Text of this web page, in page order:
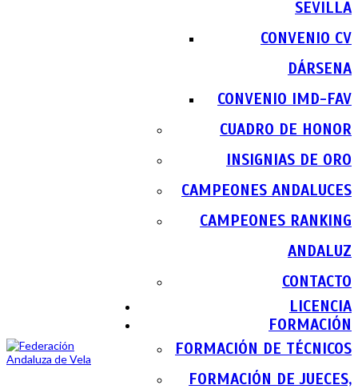
SEVILLA
CONVENIO CV
DÁRSENA
CONVENIO IMD-FAV
CUADRO DE HONOR
INSIGNIAS DE ORO
CAMPEONES ANDALUCES
CAMPEONES RANKING
ANDALUZ
CONTACTO
LICENCIA
FORMACIÓN
FORMACIÓN DE TÉCNICOS
FORMACIÓN DE JUECES,